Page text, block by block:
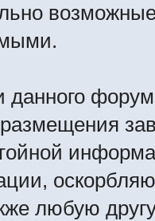
данного
любую